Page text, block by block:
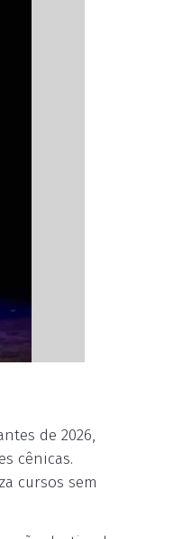
de 2026,
cênicas.
cursos sem